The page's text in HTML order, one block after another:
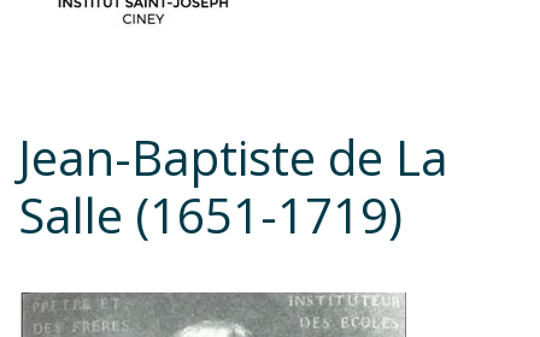
Jean-Baptiste de La
Salle (1651-1719)